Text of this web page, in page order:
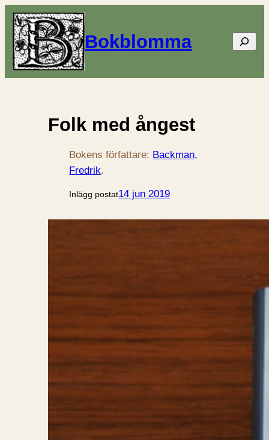
Bokblomma Sök
Folk med ångest
Bokens författare: Backman,
Fredrik.
Inlägg postat14 jun 2019